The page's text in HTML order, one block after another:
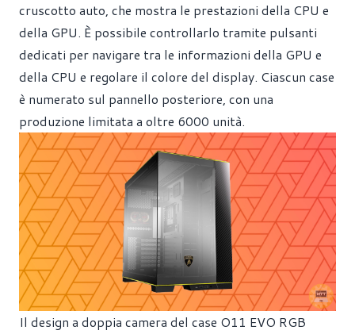
cruscotto auto, che mostra le prestazioni della CPU e
della GPU. È possibile controllarlo tramite pulsanti
dedicati per navigare tra le informazioni della GPU e
della CPU e regolare il colore del display. Ciascun case
è numerato sul pannello posteriore, con una
produzione limitata a oltre 6000 unità.
Il design a doppia camera del case O11 EVO RGB